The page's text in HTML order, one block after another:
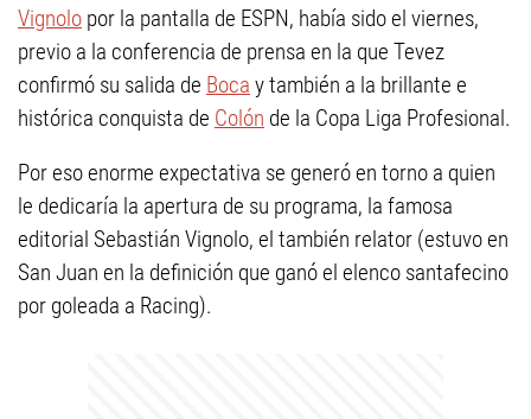
Vignolo por la pantalla de ESPN, había sido el viernes,
previo a la conferencia de prensa en la que Tevez
confirmó su salida de Boca y también a la brillante e
histórica conquista de Colón de la Copa Liga Profesional.
Por eso enorme expectativa se generó en torno a quien
le dedicaría la apertura de su programa, la famosa
editorial Sebastián Vignolo, el también relator (estuvo en
San Juan en la definición que ganó el elenco santafecino
por goleada a Racing).